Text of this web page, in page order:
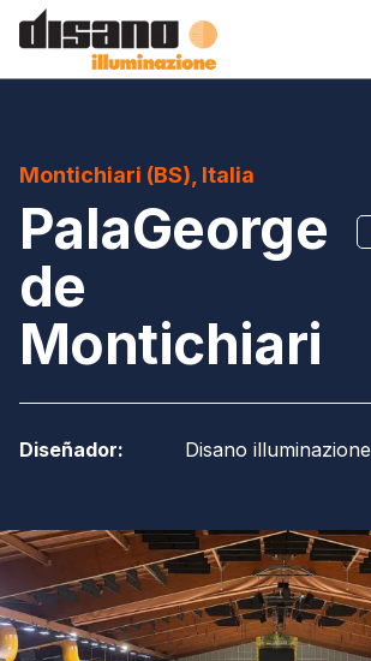
Montichiari (BS), Italia
PalaGeorge
de
Montichiari
Diseñador: Disano illuminazione